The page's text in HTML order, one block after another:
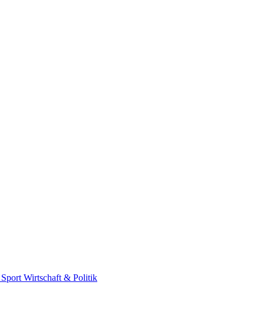
Sport Wirtschaft & Politik